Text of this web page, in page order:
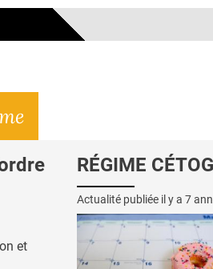
et
RÉGIME
Actualité publiée il y a 7